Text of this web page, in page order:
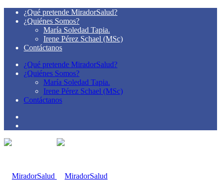
¿Qué pretende MiradorSalud?
¿Quiénes Somos?
María Soledad Tapia.
Irene Pérez Schael (MSc)
Contáctanos
¿Qué pretende MiradorSalud?
¿Quiénes Somos?
María Soledad Tapia.
Irene Pérez Schael (MSc)
Contáctanos